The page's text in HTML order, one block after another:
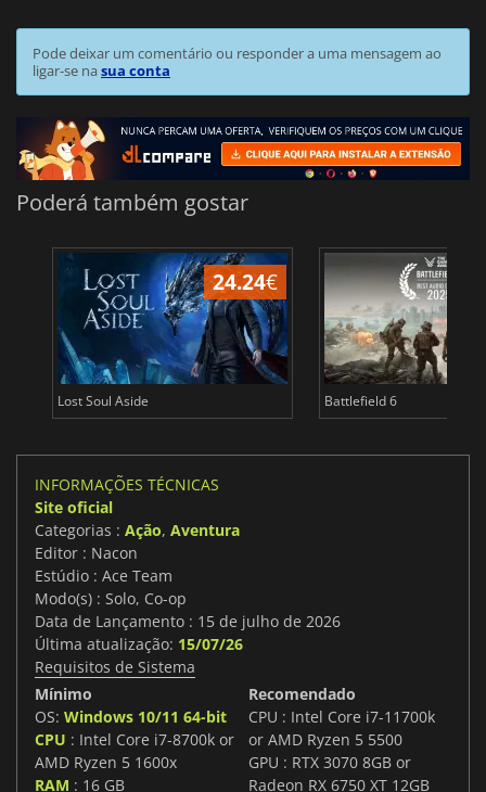
Pode deixar um comentário ou responder a uma mensagem ao
ligar-se nasua conta
Poderá também gostar
24.24€
Lost Soul Aside Battlefield 6
INFORMAÇÕES TÉCNICAS
Site oficial
Categorias : Ação, Aventura
Editor : Nacon
Estúdio : Ace Team
Modo(s) : Solo, Co-op
Data de Lançamento : 15 de julho de 2026
Última atualização: 15/07/26
Requisitos de Sistema
Mínimo
OS: Windows 10/11 64-bit
CPU : Intel Core i7-8700k or
AMD Ryzen 5 1600x
RAM : 16 GB
Recomendado
CPU : Intel Core i7-11700k
or AMD Ryzen 5 5500
GPU : RTX 3070 8GB or
Radeon RX 6750 XT 12GB